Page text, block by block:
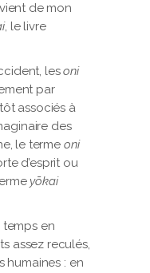
de mon
, le livre
lesoni
par
associés à
des
le terme oni
d’esprit ou
yōkai
en
assez reculés,
humaines : en